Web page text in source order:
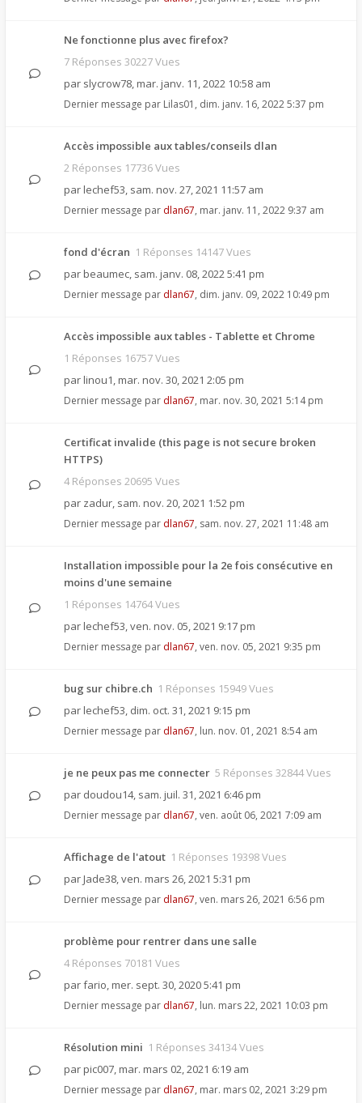
Ne fonctionne plus avec firefox?
7 Réponses 30227 Vues
par slycrow78, mar. janv. 11, 2022 10:58 am
Dernier message par Lilas01 , dim. janv. 16, 2022 5:37 pm
Accès impossible aux tables/conseils dlan
2 Réponses 17736 Vues
par lechef53, sam. nov. 27, 2021 11:57 am
Dernier message par dlan67, mar. janv. 11, 2022 9:37 am
fond d'écran 1 Réponses 14147 Vues
par beaumec, sam. janv. 08, 2022 5:41 pm
Dernier message par dlan67, dim. janv. 09, 2022 10:49 pm
Accès impossible aux tables - Tablette et Chrome
1 Réponses 16757 Vues
par linou1, mar. nov. 30, 2021 2:05 pm
Dernier message par dlan67, mar. nov. 30, 2021 5:14 pm
Certificat invalide (this page is not secure broken
HTTPS)
4 Réponses 20695 Vues
par zadur, sam. nov. 20, 2021 1:52 pm
Dernier message par dlan67, sam. nov. 27, 2021 11:48 am
Installation impossible pour la 2e fois consécutive en
moins d'une semaine
1 Réponses 14764 Vues
par lechef53,ven. nov. 05, 2021 9:17 pm
Dernier message par dlan67, ven. nov. 05, 2021 9:35 pm
bug sur chibre.ch 1 Réponses 15949 Vues
par lechef53, dim. oct. 31, 2021 9:15 pm
Dernier message par dlan67, lun. nov. 01, 2021 8:54 am
je ne peux pas me connecter 5 Réponses 32844 Vues
par doudou14, sam. juil. 31, 2021 6:46 pm
Dernier message par dlan67, ven. août 06, 2021 7:09 am
Affichage de l'atout 1 Réponses 19398 Vues
par Jade38,ven. mars 26, 2021 5:31 pm
Dernier message par dlan67, ven. mars 26, 2021 6:56 pm
problème pour rentrer dans une salle
4 Réponses 70181 Vues
parfario, mer. sept. 30, 2020 5:41 pm
Dernier message par dlan67, lun. mars 22, 2021 10:03 pm
Résolution mini 1 Réponses 34134 Vues
par pic007, mar. mars 02, 2021 6:19 am
Dernier message par dlan67, mar. mars 02, 2021 3:29 pm